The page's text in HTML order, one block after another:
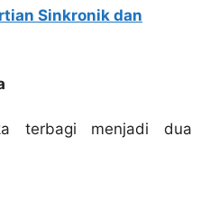
Sinkronik dan
terbagi menjadi dua